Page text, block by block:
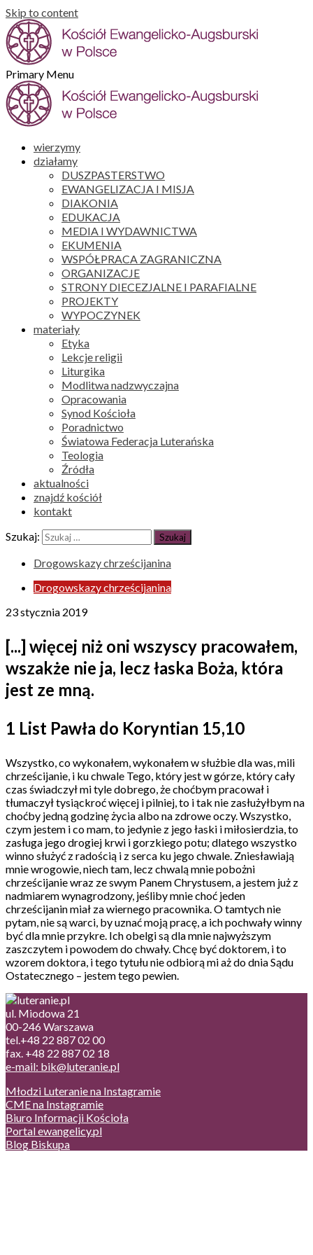
Skip to content
Primary Menu
wierzymy
działamy
DUSZPASTERSTWO
EWANGELIZACJA I MISJA
DIAKONIA
EDUKACJA
MEDIA I WYDAWNICTWA
EKUMENIA
WSPÓŁPRACA ZAGRANICZNA
ORGANIZACJE
STRONY DIECEZJALNE I PARAFIALNE
PROJEKTY
WYPOCZYNEK
materiały
Etyka
Lekcje religii
Liturgika
Modlitwa nadzwyczajna
Opracowania
Synod Kościoła
Poradnictwo
Światowa Federacja Luterańska
Teologia
Źródła
aktualności
znajdź kościół
kontakt
Szukaj:
Drogowskazy chrześcijanina
Drogowskazy chrześcijanina
23 stycznia 2019
[...] więcej niż oni wszyscy pracowałem,
wszakże nie ja, lecz łaska Boża, która
jest ze mną.
1 List Pawła do Koryntian 15,10
Wszystko, co wykonałem, wykonałem w służbie dla was, mili
chrześcijanie, i ku chwale Tego, który jest w górze, który cały
czas świadczył mi tyle dobrego, że choćbym pracował i
tłumaczył tysiąckroć więcej i pilniej, to i tak nie zasłużyłbym na
choćby jedną godzinę życia albo na zdrowe oczy. Wszystko,
czym jestem i co mam, to jedynie z jego łaski i miłosierdzia, to
zasługa jego drogiej krwi i gorzkiego potu; dlatego wszystko
winno służyć z radością i z serca ku jego chwale. Zniesławiają
mnie wrogowie, niech tam, lecz chwalą mnie pobożni
chrześcijanie wraz ze swym Panem Chrystusem, a jestem już z
nadmiarem wynagrodzony, jeśliby mnie choć jeden
chrześcijanin miał za wiernego pracownika. O tamtych nie
pytam, nie są warci, by uznać moją pracę, a ich pochwały winny
być dla mnie przykre. Ich obelgi są dla mnie najwyższym
zaszczytem i powodem do chwały. Chcę być doktorem, i to
wzorem doktora, i tego tytułu nie odbiorą mi aż do dnia Sądu
Ostatecznego – jestem tego pewien.
ul. Miodowa 21
00-246 Warszawa
tel.+48 22 887 02 00
fax. +48 22 887 02 18
e-mail: bik@luteranie.pl
Młodzi Luteranie na Instagramie
CME na Instagramie
Biuro Informacji Kościoła
Portal ewangelicy.pl
Blog Biskupa